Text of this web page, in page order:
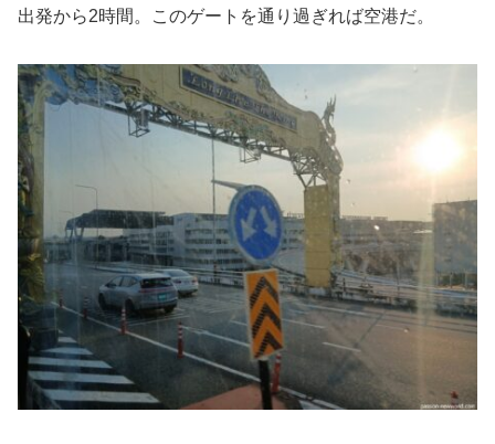
出発から2時間。このゲートを通り過ぎれば空港だ。